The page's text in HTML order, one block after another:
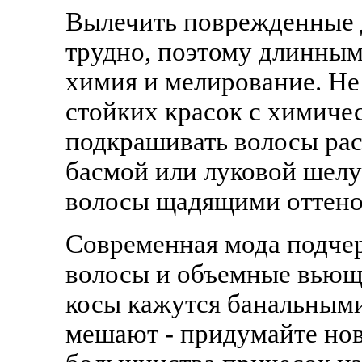
Вылечить
трудно, поэтому
химия и мелирование. Не
стойких красок с
подкрашивать волосы
басмой или луковой
волосы щадящими
Современная мода
волосы и объемные
косы кажутся
мешают - придумайте